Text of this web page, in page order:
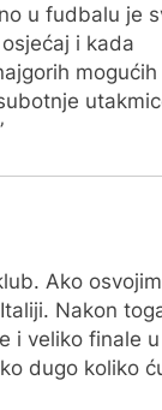
u fudbalu je
i kada
mogućih
Ako
Nakon
i veliko finale u
dugo koliko